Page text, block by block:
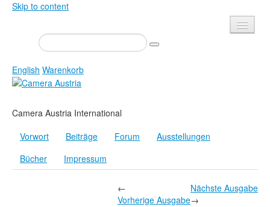
Skip to content
Presse
Veranstaltungen
Newsletter
Shop
English Warenkorb
Bücher
Camera Austria International
Vorwort
Beiträge Forum
Ausstellungen
Bücher
Impressum
←
Vorherige Ausgabe
Nächste Ausgabe
→